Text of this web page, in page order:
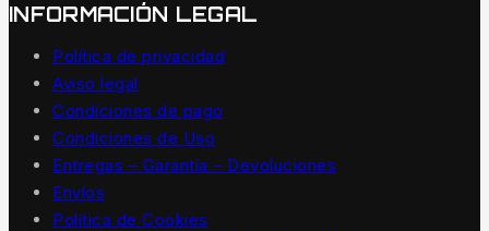
INFORMACIÓN LEGAL
Política de privacidad
Aviso legal
Condiciones de pago
Condiciones de Uso
Entregas – Garantía – Devoluciones
Envíos
Política de Cookies